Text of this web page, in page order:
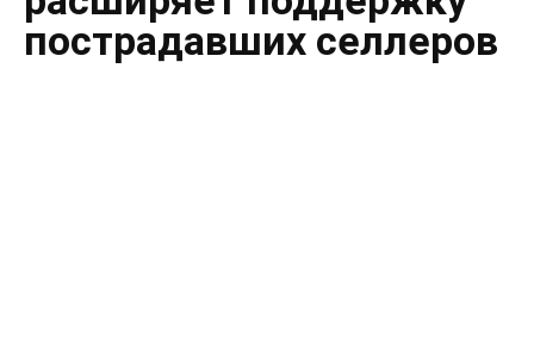
пострадавших селлеров